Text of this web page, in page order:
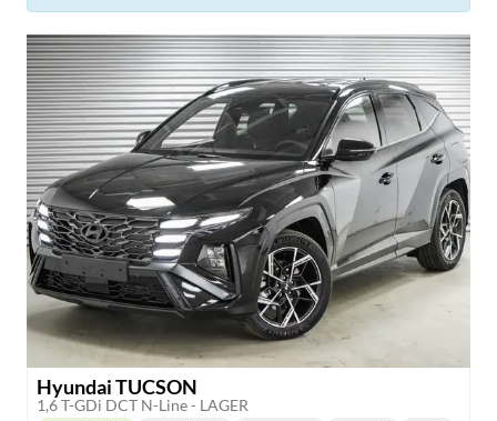
Hyundai TUCSON
1,6 T-GDi DCT N-Line - LAGER